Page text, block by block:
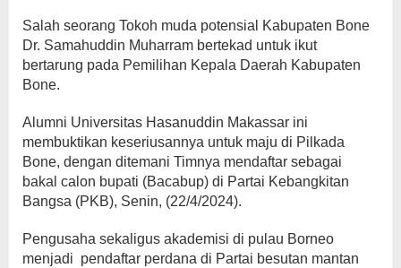
Salah seorang Tokoh muda potensial Kabupaten Bone
Dr. Samahuddin Muharram bertekad untuk ikut
bertarung pada Pemilihan Kepala Daerah Kabupaten
Bone.
Alumni Universitas Hasanuddin Makassar ini
membuktikan keseriusannya untuk maju di Pilkada
Bone, dengan ditemani Timnya mendaftar sebagai
bakal calon bupati (Bacabup) di Partai Kebangkitan
Bangsa (PKB), Senin, (22/4/2024).
Pengusaha sekaligus akademisi di pulau Borneo
menjadi pendaftar perdana di Partai besutan mantan